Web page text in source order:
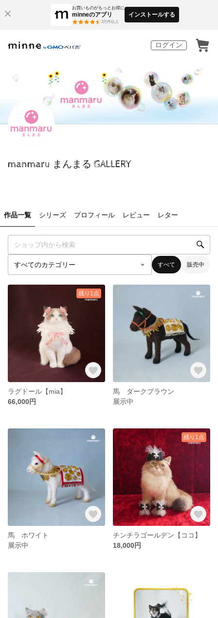
お買いものがもっとお得に
minneのアプリ
3万件以上
インストールする
ログイン
manmaru まんまる GALLERY
作品一覧 シリーズ プロフィール レビュー レター
すべて 販売中
残り1点
ラグドール【mia】
66,000円
馬 ダークブラウン
展示中
馬 ホワイト
展示中
残り1点
チンチラゴールデン【ココ】
18,000円